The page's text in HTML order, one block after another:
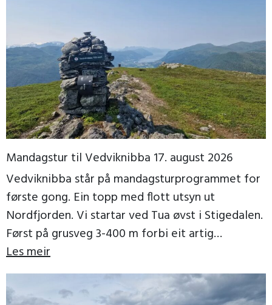
Mandagstur til Vedviknibba 17. august 2026
Vedviknibba står på mandagsturprogrammet for
første gong. Ein topp med flott utsyn ut
Nordfjorden. Vi startar ved Tua øvst i Stigedalen.
Først på grusveg 3-400 m forbi eit artig
trollgjerde, […]
Les meir